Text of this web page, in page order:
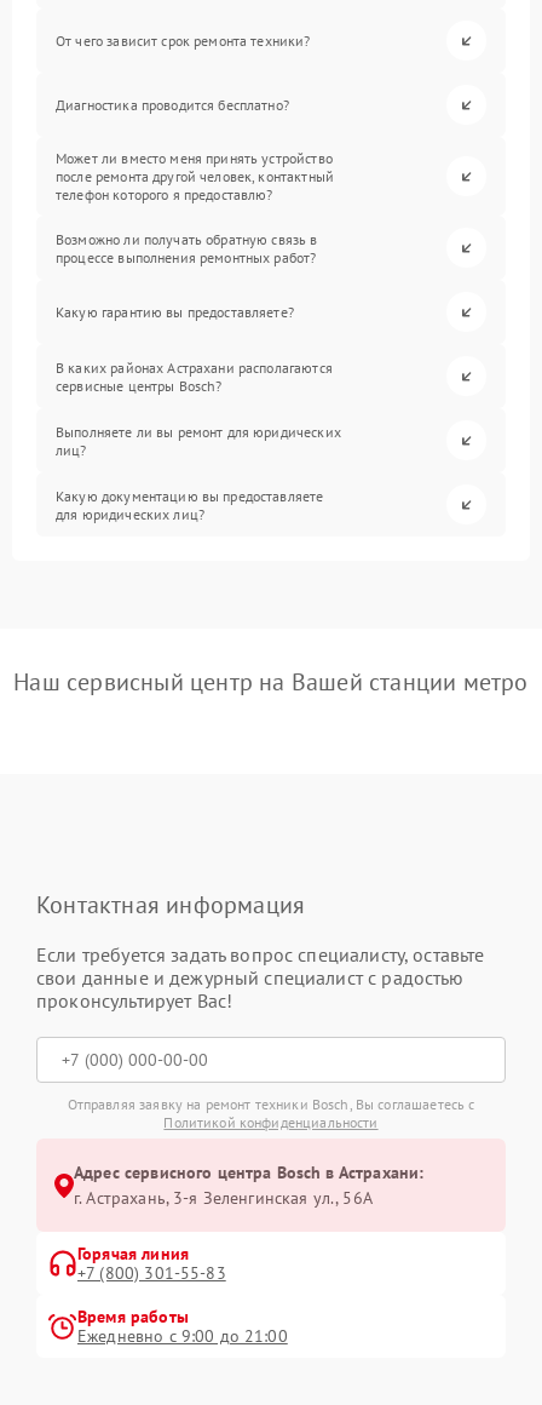
От чего зависит срок ремонта техники?
Диагностика проводится бесплатно?
Может ли вместо меня принять устройство
после ремонта другой человек, контактный
телефон которого я предоставлю?
Возможно ли получать обратную связь в
процессе выполнения ремонтных работ?
Какую гарантию вы предоставляете?
В каких районах Астрахани располагаются
сервисные центры Bosch?
Выполняете ли вы ремонт для юридических
лиц?
Какую документацию вы предоставляете
для юридических лиц?
Наш сервисный центр на Вашей станции метро
Контактная информация
Если требуется задать вопрос специалисту, оставьте
свои данные и дежурный специалист с радостью
проконсультирует Вас!
Отправляя заявку на ремонт техники Bosch, Вы соглашаетесь с
Политикой конфиденциальности
Адрес сервисного центра Bosch в Астрахани:
г. Астрахань, 3-я Зеленгинская ул., 56А
Горячая линия
+7 (800) 301-55-83
Время работы
Ежедневно с 9:00 до 21:00